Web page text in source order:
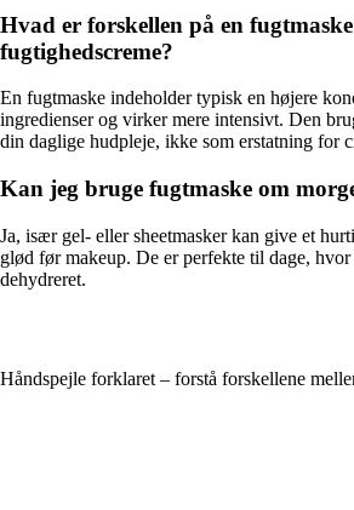
Hvad er forskellen på en
fugtighedscreme?
En fugtmaske indeholder typisk en højere
ingredienser og virker mere intensivt. Den
din daglige hudpleje, ikke som erstatning for
Kan jeg bruge fugtmaske om
Ja, især gel- eller sheetmasker kan give et
glød før makeup. De er perfekte til dage,
dehydreret.
Håndspejle forklaret – forstå forskellene